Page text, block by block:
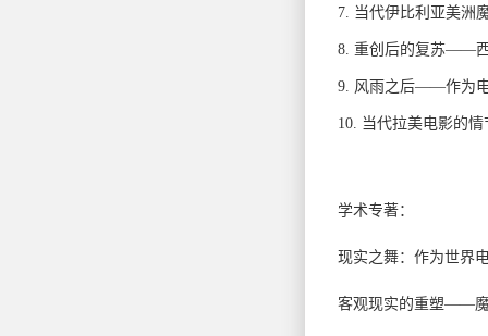
7. 当代伊比利亚美洲
8. 重创后的复苏——
9. 风雨之后——作为
10. 当代拉美电影的
学术专著：
现实之舞：作为世界
客观现实的重塑——